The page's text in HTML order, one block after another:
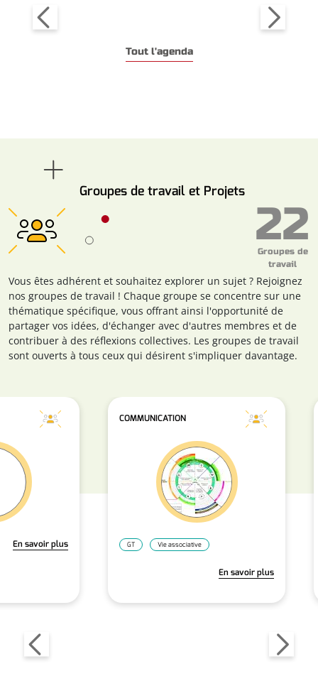
Tout l'agenda
Groupes de travail et Projets
Vous êtes adhérent et souhaitez explorer un sujet ? Rejoignez
nos groupes de travail ! Chaque groupe se concentre sur une
thématique spécifique, vous offrant ainsi l'opportunité de
partager vos idées, d'échanger avec d'autres membres et de
contribuer à des réflexions collectives. Les groupes de travail
sont ouverts à tous ceux qui désirent s'impliquer davantage.
22
Groupes de
travail
En savoir plus
COMMUNICATION
GT Vie associative
En savoir plus